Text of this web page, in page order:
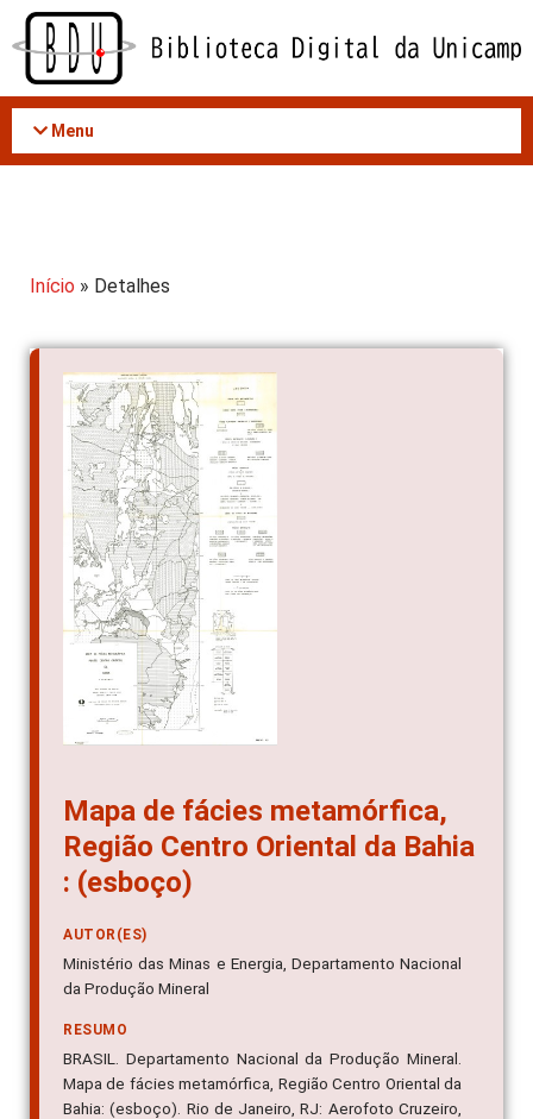
Acessar
conteúdo
Menu
Início » Detalhes
Mapa de fácies metamórfica,
Região Centro Oriental da Bahia
: (esboço)
AUTOR(ES)
Ministério das Minas e Energia, Departamento Nacional
da Produção Mineral
RESUMO
BRASIL. Departamento Nacional da Produção Mineral.
Mapa de fácies metamórfica, Região Centro Oriental da
Bahia: (esboço). Rio de Janeiro, RJ: Aerofoto Cruzeiro,